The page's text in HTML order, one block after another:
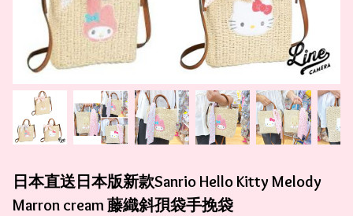
日本直送日本版新款Sanrio Hello Kitty Melody
Marron cream 藤織斜孭袋手挽袋